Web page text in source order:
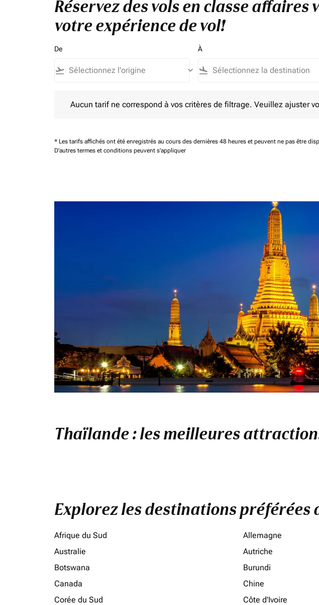
Réservez des vols en classe
votre expérience de vol!
De
flight_takeoff keyboard_arrow_down
À
flight_land
Aucun tarif ne correspond à vos critères de filtrage. Veuillez ajuster
* Les tarifs affichés ont été enregistrés au cours des dernières 48 heures et peuvent ne pas être
D'autres termes et conditions peuvent s'appliquer
Thaïlande : les meilleures
Explorez les destinations préférées
Afrique du Sud Allemagne
Australie
Autriche
Botswana
Burundi
Canada
Chine
Corée du Sud
Côte d'Ivoire